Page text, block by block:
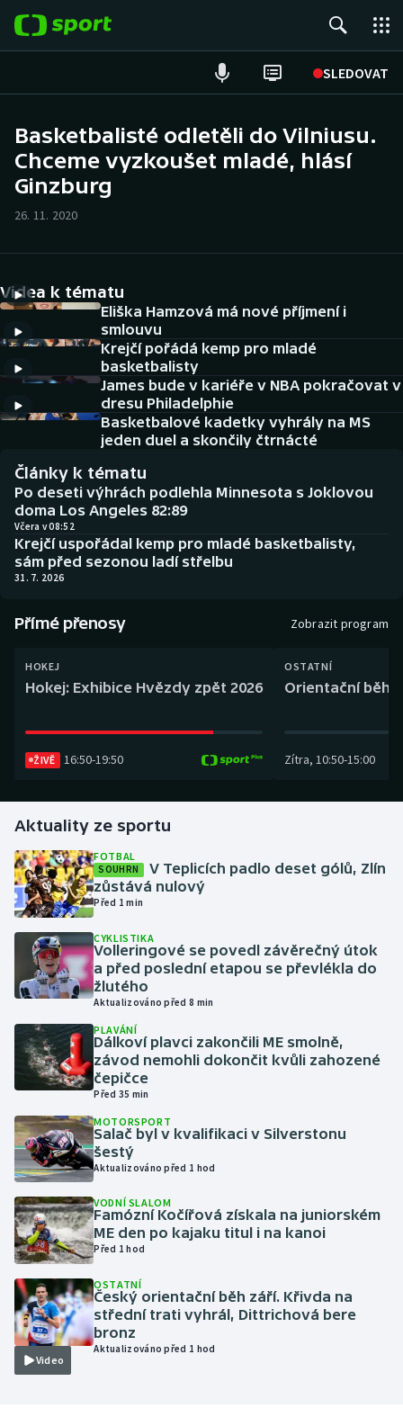
SLEDOVAT
Hokej
Cyklistika
DALŠÍ SPORTY
Americký fotbal
Baseball a softbal
Biatlon
Boby a skeleton
Curling
Dostihy
Futsal
Golf
Gymnastika
Házená
Jezdectví
Judo
Krasobruslení
Lezení
Moderní pětiboj
Motorsport
Olympijské hry
Parasport
Plavání
Plážový volejbal
NEPŘEHLÉDNĚTE
Soutěže
Aplikace ČT sport
AZ kvíz
Basketbalisté odletěli do Vilniusu.
Chceme vyzkoušet mladé, hlásí
Ginzburg
26. 11. 2020
Videa k tématu
Eliška Hamzová má nové příjmení i
smlouvu
Krejčí pořádá kemp pro mladé
basketbalisty
James bude v kariéře v NBA pokračovat v
dresu Philadelphie
Basketbalové kadetky vyhrály na MS
jeden duel a skončily čtrnácté
Články k tématu
Po deseti výhrách podlehla Minnesota s Joklovou
doma Los Angeles 82:89
Včera v 08:52
Krejčí uspořádal kemp pro mladé basketbalisty,
sám před sezonou ladí střelbu
31. 7. 2026
Přímé přenosy Zobrazit program
HOKEJ
Hokej: Exhibice Hvězdy zpět 2026
ŽIVĚ 16:50-19:50
OSTATNÍ
Orientační běh:
Zítra, 10:50-15:00
Aktuality ze sportu
FOTBAL
SOUHRN
V Teplicích padlo deset gólů, Zlín
zůstává nulový
Před 1 min
CYKLISTIKA
Volleringové se povedl závěrečný útok
a před poslední etapou se převlékla do
žlutého
Aktualizováno před 8 min
PLAVÁNÍ
Dálkoví plavci zakončili ME smolně,
závod nemohli dokončit kvůli zahozené
čepičce
Před 35 min
MOTORSPORT
Salač byl v kvalifikaci v Silverstonu
šestý
Aktualizováno před 1 hod
VODNÍ SLALOM
Famózní Kočířová získala na juniorském
ME den po kajaku titul i na kanoi
Před 1 hod
Video
OSTATNÍ
Český orientační běh září. Křivda na
střední trati vyhrál, Dittrichová bere
bronz
Aktualizováno před 1 hod